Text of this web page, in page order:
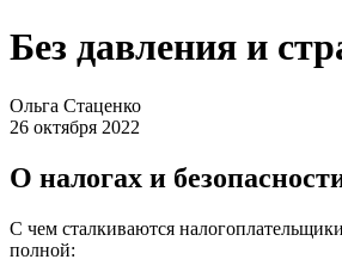
Без давления и
Ольга Стаценко
26 октября 2022
О налогах и
С чем сталкиваются
полной: